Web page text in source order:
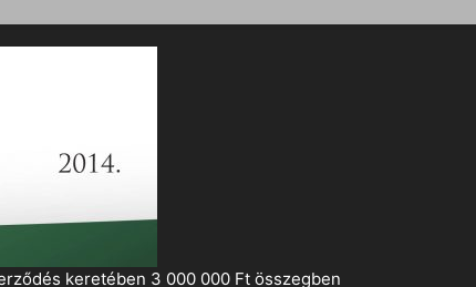
keretében 3 000 000 Ft összegben